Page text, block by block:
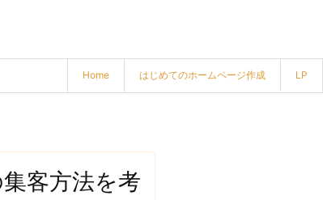
Home はじめてのホームページ作成 LP
客方法を考